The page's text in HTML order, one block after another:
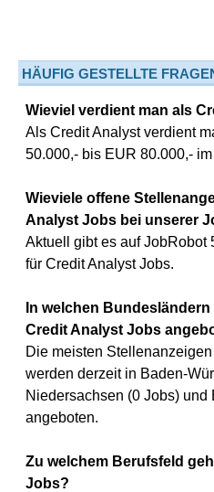
HÄUFIG GESTELLTE
Wieviel verdient man als
Als Credit Analyst verdient
50.000,- bis EUR 80.000,- im
Wieviele offene
Analyst Jobs bei unserer
Aktuell gibt es auf JobRobot
für Credit Analyst Jobs.
In welchen
Credit Analyst Jobs
Die meisten
werden derzeit in Baden-
Niedersachsen (0 Jobs) und
angeboten.
Zu welchem Berufsfeld
Jobs?